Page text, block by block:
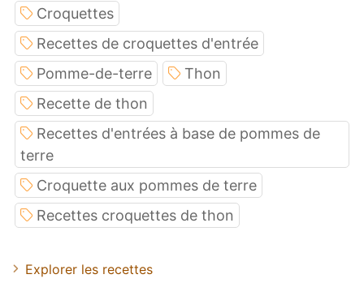
Croquettes
Recettes de croquettes d'entrée
Pomme-de-terre
Thon
Recette de thon
Recettes d'entrées à base de pommes de
terre
Croquette aux pommes de terre
Recettes croquettes de thon
Explorer les recettes